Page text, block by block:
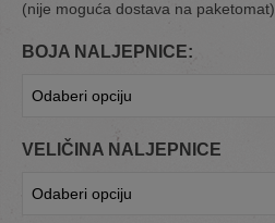
(nije moguća dostava na paketomat)
BOJA NALJEPNICE:
VELIČINA NALJEPNICE